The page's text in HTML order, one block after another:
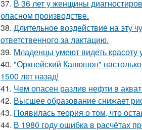
37. В 36 лет у женщины
опасном производстве.
38. Длительное воздействие на эту
ответственного за лактацию.
39. Младенцы умеют видеть
40. "Оркнейский Капюшон"
1500 лет назад!
41. Чем опасен разлив нефти в
42. Высшее образование снижает
43. Появилась теория о том, что
44. В 1980 году oшибка в расчётах